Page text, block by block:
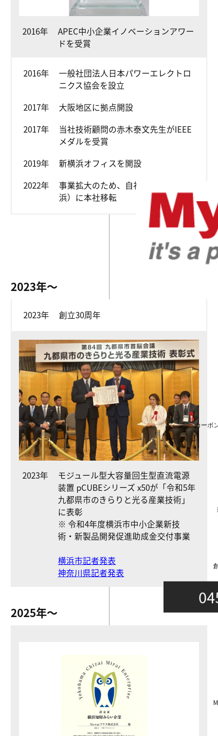
カーボ
2016年
APEC中小企業イノベーションアワー
ドを受賞
2016年
一般社団法人日本パワーエレクトロ
ニクス協会を設立
2017年
大阪地区に拠点開設
2017年
当社技術顧問の赤木泰文先生がIEEE
メダルを受賞
2019年
新横浜オフィスを開設
2022年
事業拡大のため、自社ビル（新横
浜）に本社移転
2023年〜
2023年 創立30周年
2023年
モジュール型大容量回生型直流電源
装置 pCUBEシリーズ x50が「令和5年
九都県市のきらりと光る産業技術」
に表彰
※ 令和4年度横浜市中小企業新技
術・新製品開発促進助成金交付事業
横浜市記者発表
神奈川県記者発表
2025年〜